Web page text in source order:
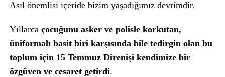
Asıl önemlisi içeride bizim yaşadığımız devrimdir.
Yıllarca çocuğunu asker ve polisle korkutan,
üniformalı basit biri karşısında bile tedirgin olan bu
toplum için 15 Temmuz Direnişi kendimize bir
özgüven ve cesaret getirdi.